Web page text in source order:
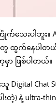
သေးပါဘူး။
က်နေပါတယ်
ဖြစ်ပါတယ်။
Digital
းတဲ့) နဲ့ ultra-